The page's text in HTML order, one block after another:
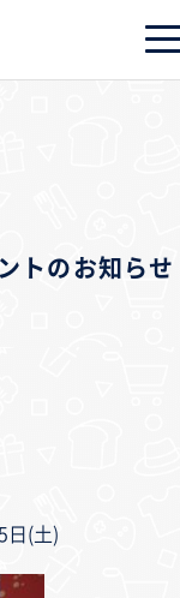
トのお知らせ
日(土)